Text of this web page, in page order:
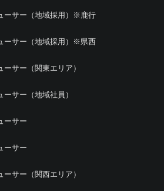
ーサー（地域採用）※鹿行
ーサー（地域採用）※県西
ーサー（関東エリア）
ーサー（地域社員）
ーサー
ーサー
ーサー（関西エリア）